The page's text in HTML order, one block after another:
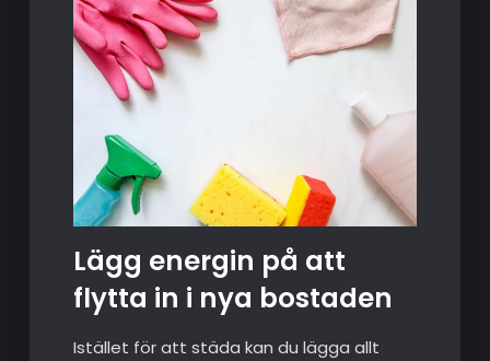
Lägg energin på att
flytta in i nya bostaden
Istället för att städa kan du lägga allt